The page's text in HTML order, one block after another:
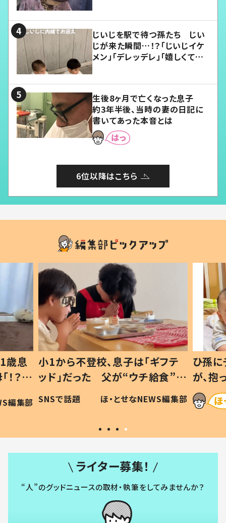
じいじを駅で待つ孫たち じい
じが来た瞬間…！？「じいじイケ
メン」「デレッデレ」「嬉しくて可
生後8ヶ月で亡くなった息子
約3年半後、当時の妻の日記に
書いてあった本音とは
6位以降はこちら
歳息
？」
編集部
小1から不登校、息子は「ギフテ
ッド」だった 父が“ウチ給食”を
作り続ける理由とは #令和の親
#令和の子
SNSで話題 ほ・とせなNEWS編集部
ひ孫
が、
「涙が
い」
ライター募集！
“人”のグッドニュースの取材・執筆をしてみませんか？